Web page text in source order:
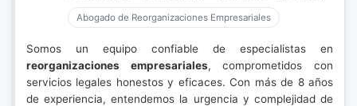
Abogado de Reorganizaciones Empresariales
Somos un equipo confiable de especialistas en
reorganizaciones empresariales, comprometidos con
servicios legales honestos y eficaces. Con más de 8 años
de experiencia, entendemos la urgencia y complejidad de